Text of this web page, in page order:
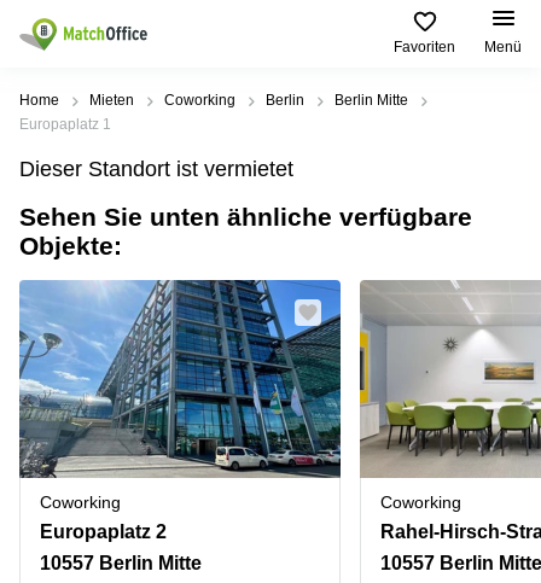
Favoriten Menü
Mieten / Vermieten
Produktseiten
Büro
mieten
center
Coworking
Space
Seminarraum
Virtuelles
Büro
Beliebte
Städte
Büro
mieten
Geschäftsadresse
Hamburg
Geschäftsadresse
mieten
Düsseldorf
Geschäftsadresse
Stuttgart
Büro
mieten
Düsseldorf
Beliebte
Suchanfragen
Regus
Dortmund
Ruhrallee
9
Dortmund
Office Club
Ballindamm
3
Rahel-
Hirsch-
Straße
Berlin
Hilfe
Über uns
Büro vermieten
Preis
Log-in
Home Mieten Coworking Berlin
Berlin Mitte
Europaplatz 1
Dieser Standort ist vermietet
Sehen Sie unten ähnliche verfügbare
Objekte:
Coworking
Europaplatz 2
10557 Berlin Mitte
Coworking
Rahel-Hirsch-
10557 Berlin Mitte